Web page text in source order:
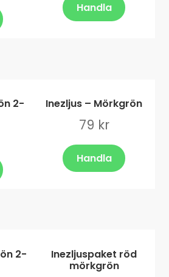
Handla
2-
Inezljus – Mörkgrön
79 kr
Handla
2-
Inezljuspaket röd
mörkgrön